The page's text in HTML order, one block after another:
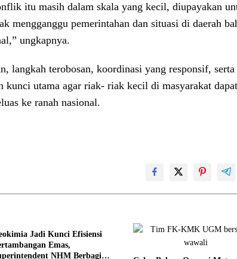
itu masih dalam skala yang kecil, diupayakan
mengganggu pemerintahan dan situasi di daerah
ungkapnya.
langkah terobosan, koordinasi yang responsif, serta
kunci utama agar riak- riak kecil di masyarakat dapat
ke ranah nasional.
Jadi Kunci Efisiensi
Emas,
NHM Berbagi